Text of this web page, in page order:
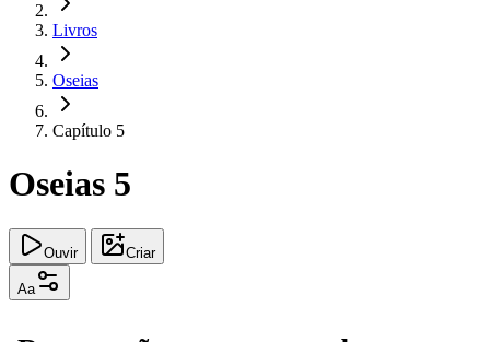
Livros
Oseias
Capítulo 5
Oseias 5
Ouvir Criar
Aa